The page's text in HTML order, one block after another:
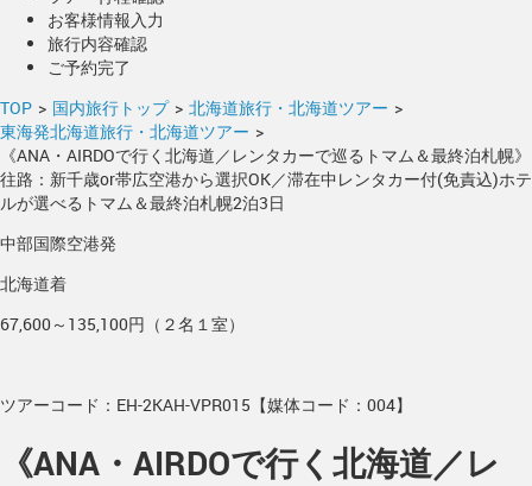
お客様情報入力
旅行内容確認
ご予約完了
TOP > 国内旅行トップ > 北海道旅行・北海道ツアー >
東海発北海道旅行・北海道ツアー >
《ANA・AIRDOで行く北海道／レンタカーで巡るトマム＆最終泊札幌》
往路：新千歳or帯広空港から選択OK／滞在中レンタカー付(免責込)ホテ
ルが選べるトマム＆最終泊札幌2泊3日
中部国際空港発
北海道着
67,600～135,100円（２名１室）
ツアーコード：EH-2KAH-VPR015【媒体コード：004】
《ANA・AIRDOで行く北海道／レ